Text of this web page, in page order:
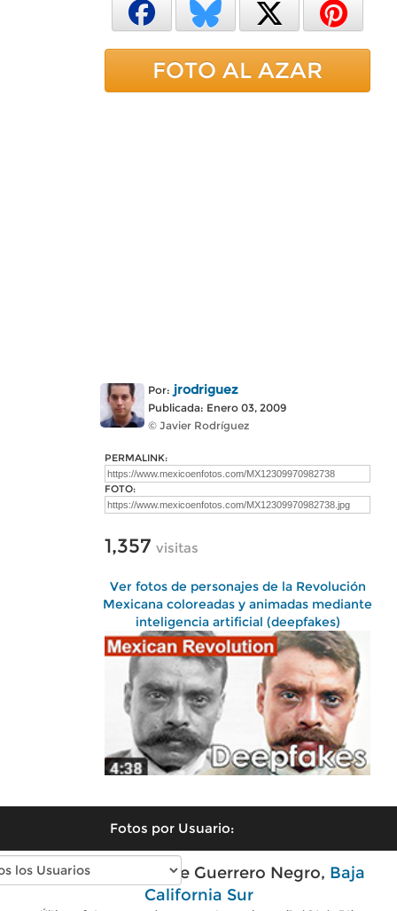
FOTO AL AZAR
Por: jrodriguez
Publicada: Enero 03, 2009
© Javier Rodríguez
PERMALINK:
FOTO:
1,357 visitas
Ver fotos de personajes de la Revolución
Mexicana coloreadas y animadas mediante
inteligencia artificial (deepfakes)
Fotos por Usuario:
Fotos modernas de Guerrero Negro, Baja
California Sur